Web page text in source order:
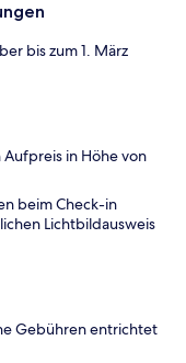
bis zum 1. März
in Höhe von
beim Check-in
Lichtbildausweis
Gebühren entrichtet